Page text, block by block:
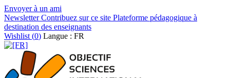
Envoyer à un ami
NewsletterContribuez sur ce site Plateforme pédagogique à
destination des enseignants
Wishlist (0) Langue : FR